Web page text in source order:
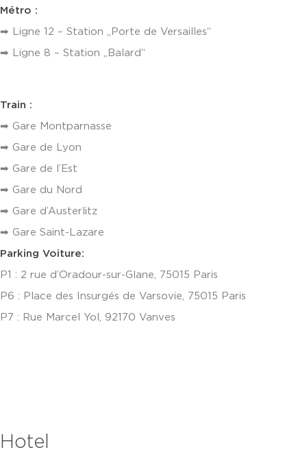
Métro :
➡ Ligne 12 – Station „Porte de Versailles“
➡ Ligne 8 – Station „Balard“
Train :
➡ Gare Montparnasse
➡ Gare de Lyon
➡ Gare de l’Est
➡ Gare du Nord
➡ Gare d’Austerlitz
➡ Gare Saint-Lazare
Parking Voiture:
P1 : 2 rue d’Oradour-sur-Glane, 75015 Paris
P6 : Place des Insurgés de Varsovie, 75015 Paris
P7 : Rue Marcel Yol, 92170 Vanves
Hotel